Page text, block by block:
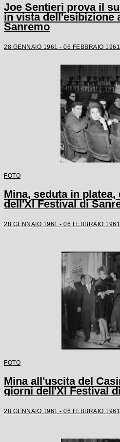
Joe Sentieri prova il
in vista dell'esibizione
Sanremo
28 GENNAIO 1961 - 06 FEBBRAIO 1961
FOTO
Mina, seduta in
dell'XI Festival di
28 GENNAIO 1961 - 06 FEBBRAIO 1961
FOTO
Mina all'uscita del
giorni dell'XI Festival
28 GENNAIO 1961 - 06 FEBBRAIO 1961